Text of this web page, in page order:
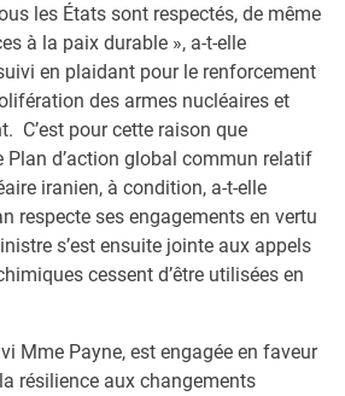
les États sont respectés, de même
à la paix durable », a-t-elle
en plaidant pour le renforcement
des armes nucléaires et
C’est pour cette raison que
Plan d’action global commun relatif
iranien, à condition, a-t-elle
respecte ses engagements en vertu
s’est ensuite jointe aux appels
cessent d’être utilisées en
Mme Payne, est engagée en faveur
résilience aux changements